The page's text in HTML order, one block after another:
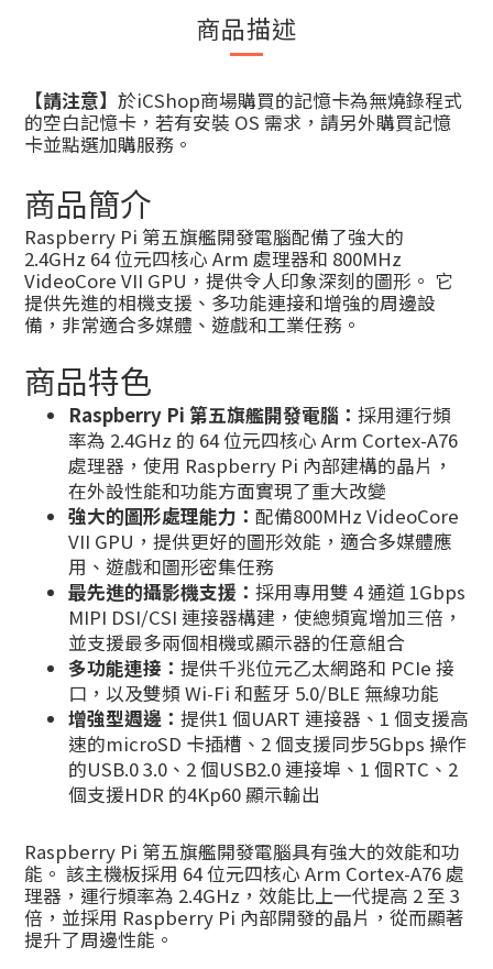
商品描述
【請注意】 於iCShop商場購買的記憶卡為無燒錄程式
的空白記憶卡，若有安裝 OS 需求，請另外購買記憶
卡並點選加購服務。
商品簡介
Raspberry Pi 第五旗艦開發電腦配備了強大的
2.4GHz 64 位元四核心 Arm 處理器和 800MHz
VideoCore VII GPU，提供令人印象深刻的圖形。 它
提供先進的相機支援、多功能連接和增強的周邊設
備，非常適合多媒體、遊戲和工業任務。
商品特色
Raspberry Pi 第五旗艦開發電腦： 採用運行頻
率為 2.4GHz 的 64 位元四核心 Arm Cortex-A76
處理器，使用 Raspberry Pi 內部建構的晶片，
在外設性能和功能方面實現了重大改變
強大的圖形處理能力： 配備800MHz VideoCore
VII GPU，提供更好的圖形效能，適合多媒體應
用、遊戲和圖形密集任務
最先進的攝影機支援： 採用專用雙 4 通道 1Gbps
MIPI DSI/CSI 連接器構建，使總頻寬增加三倍，
並支援最多兩個相機或顯示器的任意組合
多功能連接： 提供千兆位元乙太網路和 PCIe 接
口，以及雙頻 Wi-Fi 和藍牙 5.0/BLE 無線功能
增強型週邊： 提供1 個UART 連接器、1 個支援高
速的microSD 卡插槽、2 個支援同步5Gbps 操作
的USB.0 3.0、2 個USB2.0 連接埠、1 個RTC、2
個支援HDR 的4Kp60 顯示輸出
Raspberry Pi 第五旗艦開發電腦具有強大的效能和功
能。 該主機板採用 64 位元四核心 Arm Cortex-A76 處
理器，運行頻率為 2.4GHz，效能比上一代提高 2 至 3
倍，並採用 Raspberry Pi 內部開發的晶片，從而顯著
提升了周邊性能。